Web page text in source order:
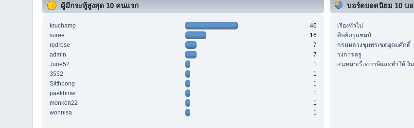
ผู้มีกระทู้สูงสุด 10 คนแรก
kruchamp
46
suree
16
redrose
7
admin
7
June52
1
3552
1
Sitthpong
1
paekbmw
1
monkon22
1
wonnisa
1
บอร์ดยอดนิยม 10 บ
เรื่องทั่วไป
ศิษย์ครูแชมป์
กรมหลวงชุมพรเขตอุดมศักดิ์
วงการครู
สนทนาเรื่องภาษีและทำให้เงิน